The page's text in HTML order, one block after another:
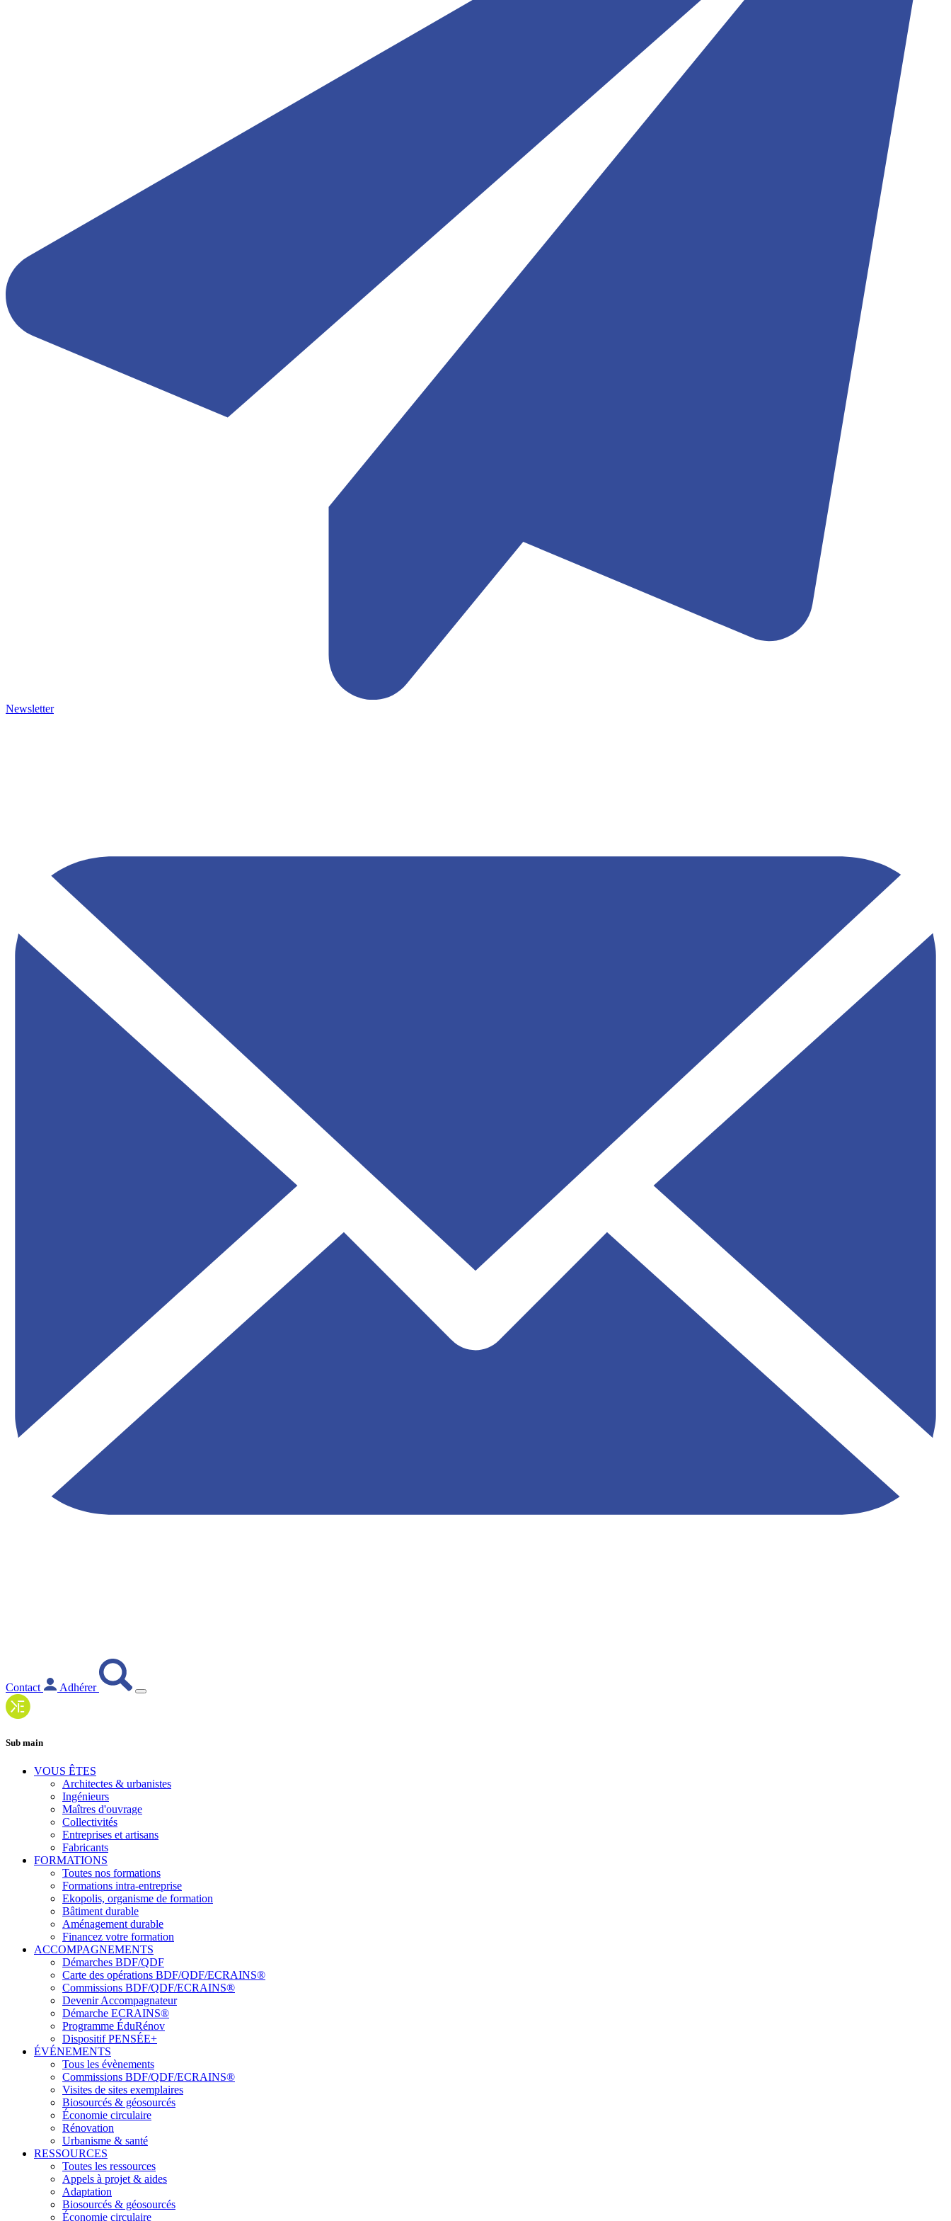
Newsletter
Contact Adhérer
Sub main
VOUS ÊTES
Architectes & urbanistes
Ingénieurs
Maîtres d'ouvrage
Collectivités
Entreprises et artisans
Fabricants
FORMATIONS
Toutes nos formations
Formations intra-entreprise
Ekopolis, organisme de formation
Bâtiment durable
Aménagement durable
Financez votre formation
ACCOMPAGNEMENTS
Démarches BDF/QDF
Carte des opérations BDF/QDF/ECRAINS®
Commissions BDF/QDF/ECRAINS®
Devenir Accompagnateur
Démarche ECRAINS®
Programme ÉduRénov
Dispositif PENSÉE+
ÉVÉNEMENTS
Tous les évènements
Commissions BDF/QDF/ECRAINS®
Visites de sites exemplaires
Biosourcés & géosourcés
Économie circulaire
Rénovation
Urbanisme & santé
RESSOURCES
Toutes les ressources
Appels à projet & aides
Adaptation
Biosourcés & géosourcés
Économie circulaire